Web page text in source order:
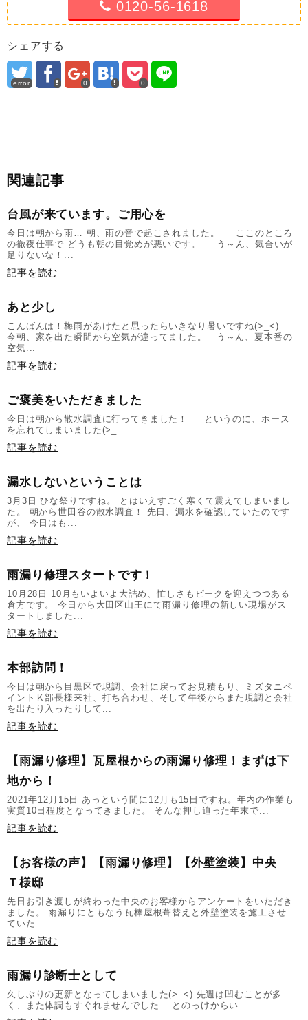
0120-56-1618
シェアする
error 0 0
関連記事
台風が来ています。ご用心を
今日は朝から雨… 朝、雨の音で起こされました。 ここのところ
の徹夜仕事で どうも朝の目覚めが悪いです。 う～ん、気合いが
足りないな！...
記事を読む
あと少し
こんばんは！梅雨があけたと思ったらいきなり暑いですね(>_<)
今朝、家を出た瞬間から空気が違ってました。 う～ん、夏本番の
空気...
記事を読む
ご褒美をいただきました
今日は朝から散水調査に行ってきました！ というのに、ホース
を忘れてしまいました(>_
記事を読む
漏水しないということは
3月3日 ひな祭りですね。 とはいえすごく寒くて震えてしまいまし
た。 朝から世田谷の散水調査！ 先日、漏水を確認していたのです
が、 今日はも...
記事を読む
雨漏り修理スタートです！
10月28日 10月もいよいよ大詰め、忙しさもピークを迎えつつある
倉方です。 今日から大田区山王にて雨漏り修理の新しい現場がス
タートしました...
記事を読む
本部訪問！
今日は朝から目黒区で現調、会社に戻ってお見積もり、ミズタニペ
イントＫ部長様来社、打ち合わせ、そして午後からまた現調と会社
を出たり入ったりして...
記事を読む
【雨漏り修理】瓦屋根からの雨漏り修理！まずは下
地から！
2021年12月15日 あっという間に12月も15日ですね。年内の作業も
実質10日程度となってきました。 そんな押し迫った年末で...
記事を読む
【お客様の声】【雨漏り修理】【外壁塗装】中央
Ｔ様邸
先日お引き渡しが終わった中央のお客様からアンケートをいただき
ました。 雨漏りにともなう瓦棒屋根葺替えと外壁塗装を施工させ
ていた...
記事を読む
雨漏り診断士として
久しぶりの更新となってしまいました(>_<) 先週は凹むことが多
く、また体調もすぐれませんでした… とのっけからい...